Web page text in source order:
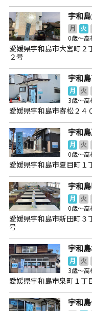
宇和
月 火
0歳～高
愛媛県宇和島市大宮町
２号
宇和
月 火
3歳～高
愛媛県宇和島市寄松２４
宇和
月 火
0歳～高
愛媛県宇和島市夏目町１
宇和
月 火
0歳～高
愛媛県宇和島市新田町
号
宇和
月 火
3歳～高
愛媛県宇和島市泉町１丁
宇和